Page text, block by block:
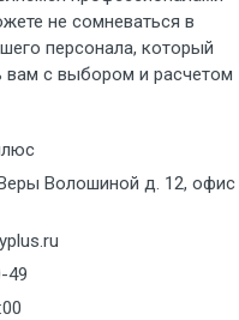
м, вес до 8 тн
вес до 10 тн
м, вес до 20 тн
до 6 м, вес до 5 тн
не сомневаться в
персонала, который
вам с выбором и расчетом
Волошиной д. 12, офис
49